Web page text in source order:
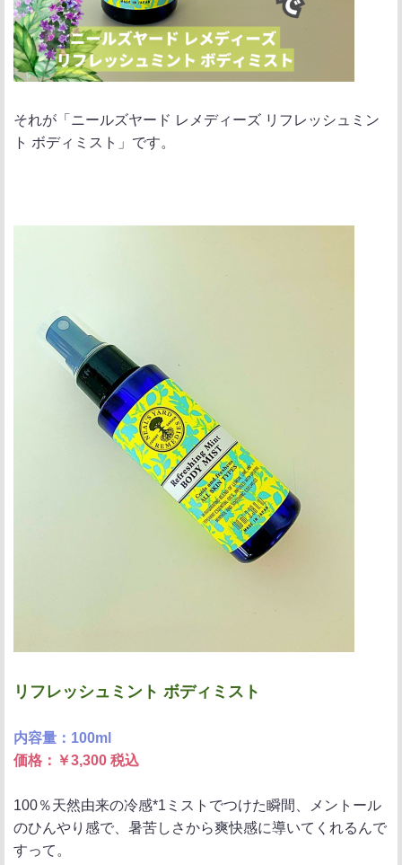
それが「ニールズヤード レメディーズ リフレッシュミン
ト ボディミスト」です。
リフレッシュミント ボディミスト
内容量：100ml
価格：￥3,300 税込
100％天然由来の冷感*1ミストでつけた瞬間、メントール
のひんやり感で、暑苦しさから爽快感に導いてくれるんで
すって。